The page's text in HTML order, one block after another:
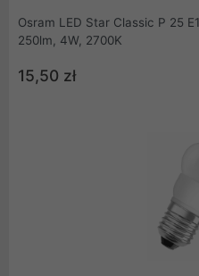
Osram LED Star Classic P 25
250lm, 4W, 2700K
15,50 zł